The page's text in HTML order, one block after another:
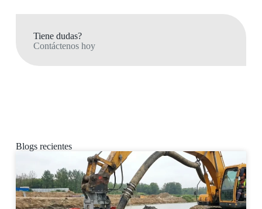
Tiene dudas?
Contáctenos hoy
Blogs recientes